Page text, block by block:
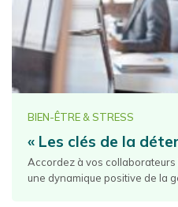
BIEN-ÊTRE & STRESS
« Les clés de la
Accordez à vos
une dynamique positive de la